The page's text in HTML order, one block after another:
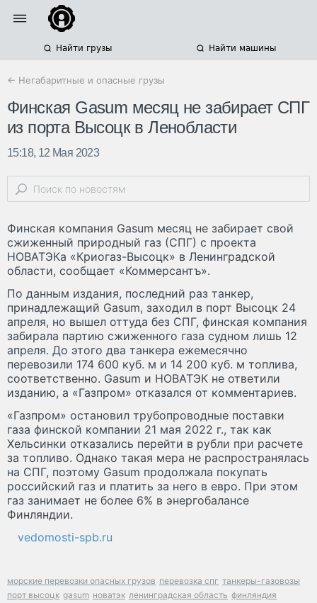
Найти грузы Найти машины
← Негабаритные и опасные грузы
Финская Gasum месяц не забирает СПГ
из порта Высоцк в Ленобласти
15:18, 12 Мая 2023
Финская компания Gasum месяц не забирает свой
сжиженный природный газ (СПГ) с проекта
НОВАТЭКа «Криогаз-Высоцк» в Ленинградской
области, сообщает «Коммерсантъ».
По данным издания, последний раз танкер,
принадлежащий Gasum, заходил в порт Высоцк 24
апреля, но вышел оттуда без СПГ, финская компания
забирала партию сжиженного газа судном лишь 12
апреля. До этого два танкера ежемесячно
перевозили 174 600 куб. м и 14 200 куб. м топлива,
соответственно. Gasum и НОВАТЭК не ответили
изданию, а «Газпром» отказался от комментариев.
«Газпром» остановил трубопроводные поставки
газа финской компании 21 мая 2022 г., так как
Хельсинки отказались перейти в рубли при расчете
за топливо. Однако такая мера не распространялась
на СПГ, поэтому Gasum продолжала покупать
российский газ и платить за него в евро. При этом
газ занимает не более 6% в энергобалансе
Финляндии.
vedomosti-spb.ru
морские перевозки опасных грузов перевозка спг танкеры-газовозы
порт высоцк gasum новатэк ленинградская область финляндия